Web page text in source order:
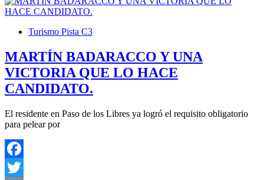
Turismo Pista C3
MARTÍN BADARACCO Y UNA
VICTORIA QUE LO HACE
CANDIDATO.
El residente en Paso de los Libres ya logró el requisito obligatorio
para pelear por
Facebook